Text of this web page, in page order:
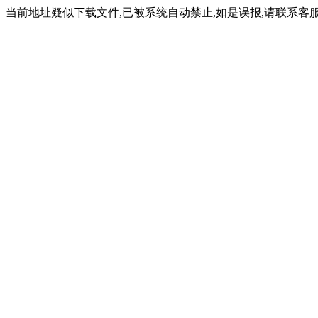
当前地址疑似下载文件,已被系统自动禁止,如是误报,请联系客